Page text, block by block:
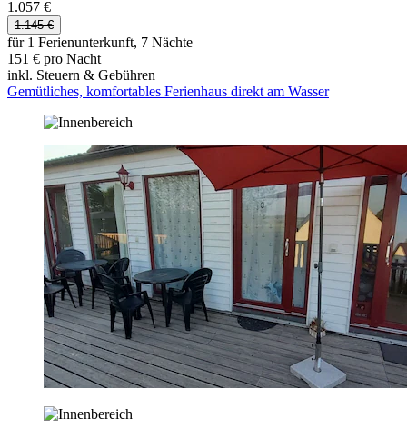
1.057 €
1.145 €
für 1 Ferienunterkunft, 7 Nächte
151 € pro Nacht
inkl. Steuern & Gebühren
Gemütliches, komfortables Ferienhaus direkt am Wasser